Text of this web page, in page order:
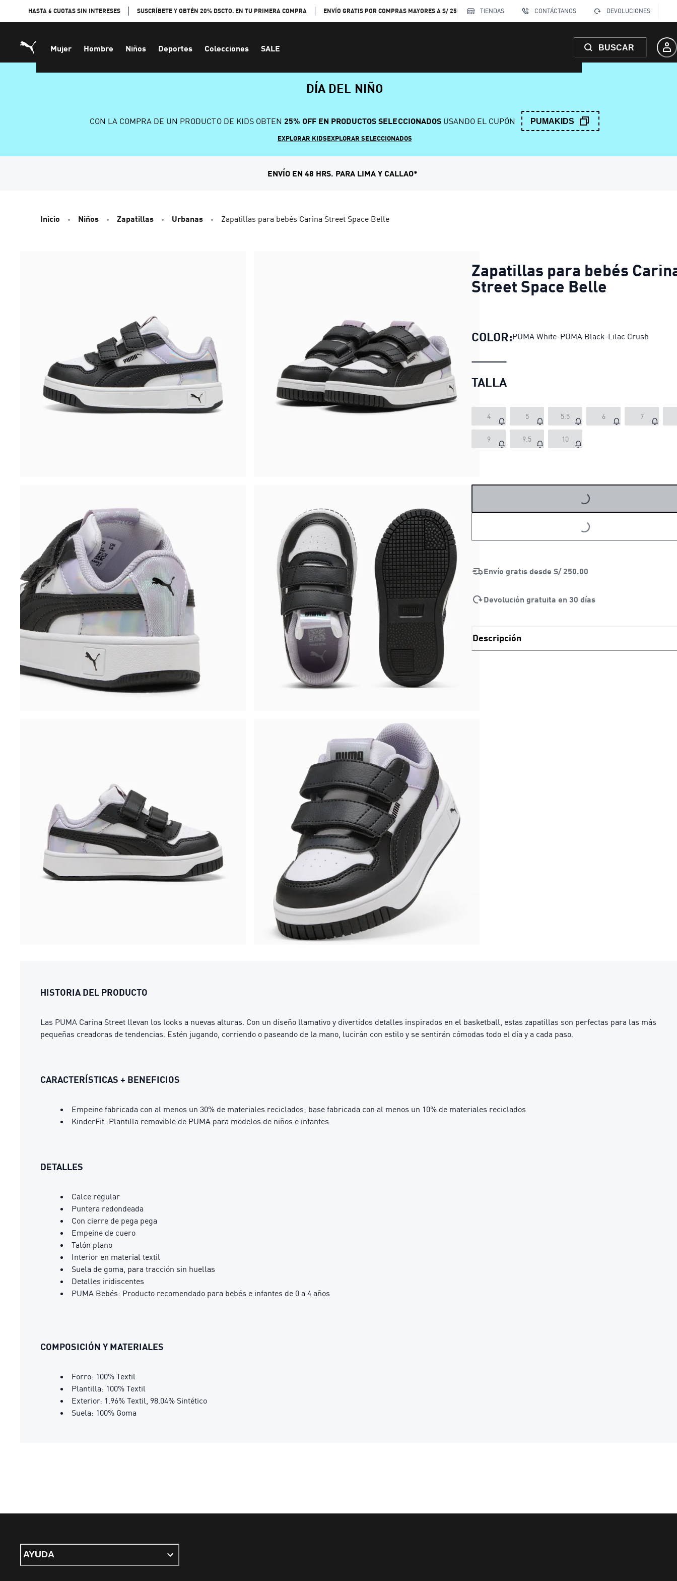
HASTA 6 CUOTAS SIN INTERESES SUSCRÍBETE Y OBTÉN 20% DSCTO. EN TU PRIMERA COMPRA ENVÍO GRATIS POR COMPRAS MAYORES A S/ 250 TIENDAS CONTÁCTANOS DEVOLUCIONES
Mujer Hombre Niños Deportes Colecciones SALE BUSCAR
DÍA DEL NIÑO
CON LA COMPRA DE UN PRODUCTO DE KIDS OBTEN 25% OFF EN PRODUCTOS SELECCIONADOSUSANDO EL CUPÓN PUMAKIDS
EXPLORAR KIDSEXPLORAR SELECCIONADOS
ENVÍO EN 48 HRS. PARA LIMA Y CALLAO*
Inicio Niños Zapatillas Urbanas Zapatillas para bebés Carina Street Space Belle
Zapatillas para bebés
Street Space Belle
COLOR:PUMA White-PUMA Black-Lilac Crush
TALLA
4 5 5.5 6 7
9 9.5 10
LOADING...
LOADING...
Envío gratis desde S/ 250.00
Devolución gratuita en 30 días
Descripción
HISTORIA DEL PRODUCTO
Las PUMA Carina Street llevan los looks a nuevas alturas. Con un diseño llamativo y divertidos detalles inspirados en el basketball, estas zapatillas son perfectas para las más
pequeñas creadoras de tendencias. Estén jugando, corriendo o paseando de la mano, lucirán con estilo y se sentirán cómodas todo el día y a cada paso.
CARACTERÍSTICAS + BENEFICIOS
Empeine fabricada con al menos un 30% de materiales reciclados; base fabricada con al menos un 10% de materiales reciclados
KinderFit: Plantilla removible de PUMA para modelos de niños e infantes
DETALLES
Calce regular
Puntera redondeada
Con cierre de pega pega
Empeine de cuero
Talón plano
Interior en material textil
Suela de goma, para tracción sin huellas
Detalles iridiscentes
PUMA Bebés: Producto recomendado para bebés e infantes de 0 a 4 años
COMPOSICIÓN Y MATERIALES
Forro: 100% Textil
Plantilla: 100% Textil
Exterior: 1.96% Textil, 98.04% Sintético
Suela: 100% Goma
AYUDA